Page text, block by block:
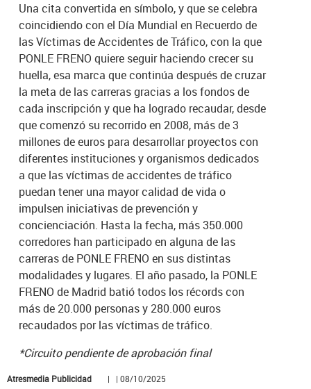
Una cita convertida en símbolo, y que se celebra
coincidiendo con el Día Mundial en Recuerdo de
las Víctimas de Accidentes de Tráfico, con la que
PONLE FRENO quiere seguir haciendo crecer su
huella, esa marca que continúa después de cruzar
la meta de las carreras gracias a los fondos de
cada inscripción y que ha logrado recaudar, desde
que comenzó su recorrido en 2008, más de 3
millones de euros para desarrollar proyectos con
diferentes instituciones y organismos dedicados
a que las víctimas de accidentes de tráfico
puedan tener una mayor calidad de vida o
impulsen iniciativas de prevención y
concienciación. Hasta la fecha, más 350.000
corredores han participado en alguna de las
carreras de PONLE FRENO en sus distintas
modalidades y lugares. El año pasado, la PONLE
FRENO de Madrid batió todos los récords con
más de 20.000 personas y 280.000 euros
recaudados por las víctimas de tráfico.
*Circuito pendiente de aprobación final
Atresmedia Publicidad | | 08/10/2025